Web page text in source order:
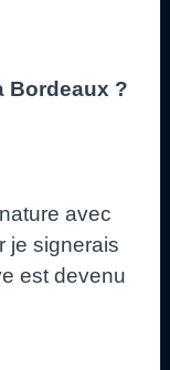
Bordeaux ?
avec
je signerais
est devenu